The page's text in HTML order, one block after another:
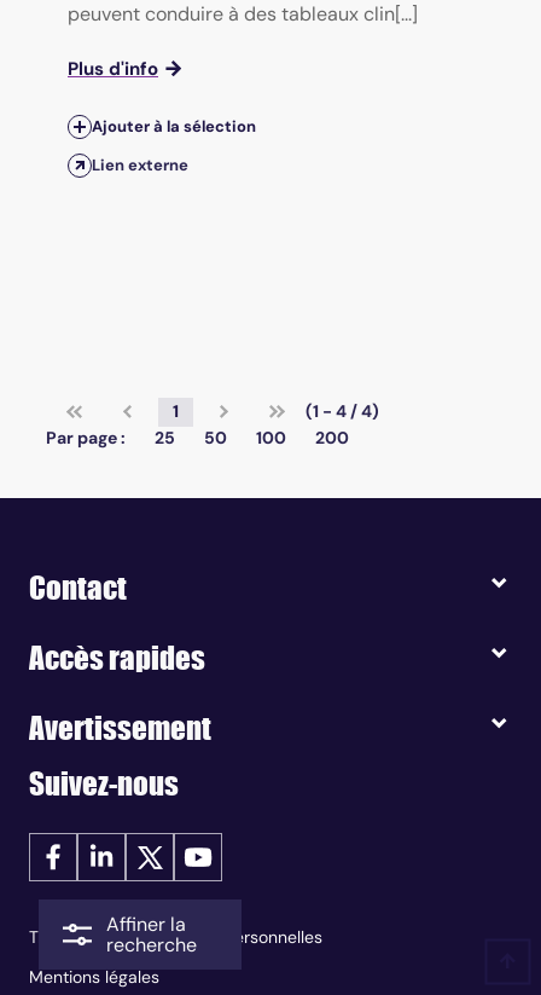
Affiner la
recherche
peuvent conduire à des tableaux clin[...]
Plus d'info
Ajouter à la sélection
Lien externe
1
(1 - 4 / 4)
Par page :
25 50 100 200
Contact
Accès rapides
Avertissement
Suivez-nous
Traitement des données personnelles
Mentions légales